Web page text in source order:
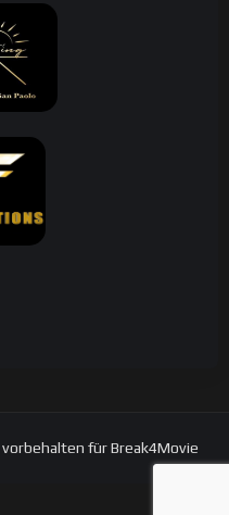
für Break4Movie